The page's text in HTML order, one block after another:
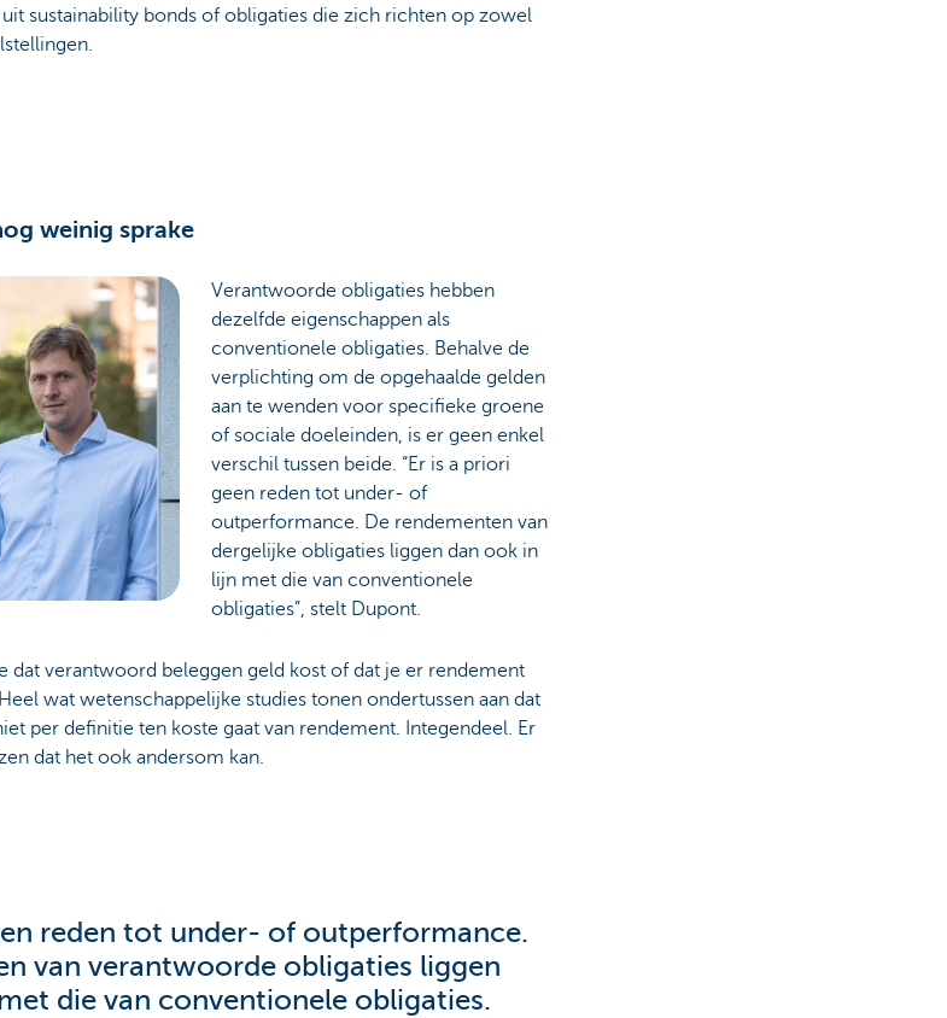
sustainability bonds of obligaties die zich richten op zowel
weinig sprake
Verantwoorde obligaties hebben
dezelfde eigenschappen als
conventionele obligaties. Behalve de
verplichting om de opgehaalde gelden
aan te wenden voor specifieke groene
of sociale doeleinden, is er geen enkel
verschil tussen beide. “Er is a priori
geen reden tot under- of
outperformance. De rendementen van
dergelijke obligaties liggen dan ook in
lijn met die van conventionele
obligaties”, stelt Dupont.
dat verantwoord beleggen geld kost of dat je er rendement
wat wetenschappelijke studies tonen ondertussen aan dat
per definitie ten koste gaat van rendement. Integendeel. Er
dat het ook andersom kan.
reden tot under- of outperformance.
van verantwoorde obligaties liggen
die van conventionele obligaties.